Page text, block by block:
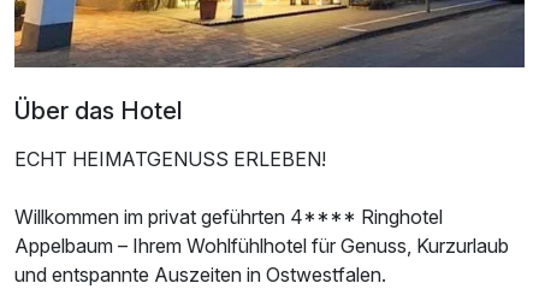
Über das Hotel
ECHT HEIMATGENUSS ERLEBEN!
Willkommen im privat geführten 4**** Ringhotel
Appelbaum – Ihrem Wohlfühlhotel für Genuss, Kurzurlaub
und entspannte Auszeiten in Ostwestfalen.